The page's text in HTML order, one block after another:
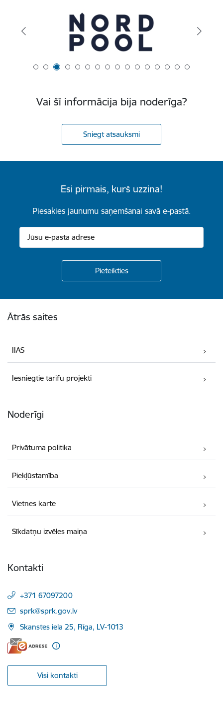
Vai šī informācija bija noderīga?
Sniegt atsauksmi
Esi pirmais, kurš uzzina!
Piesakies jaunumu saņemšanai savā e-pastā.
Ātrās saites
IIAS
Iesniegtie tarifu projekti
Noderīgi
Privātuma politika
Piekļūstamība
Vietnes karte
Sīkdatņu izvēles maiņa
Kontakti
+371 67097200
E-pasts:
sprk@sprk.gov.lv
Skanstes iela 25, Rīga, LV-1013
Visi kontakti